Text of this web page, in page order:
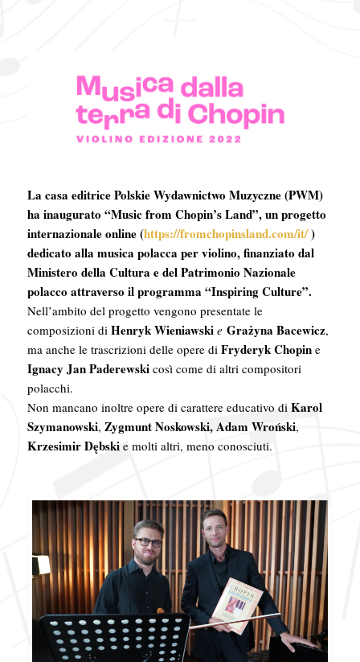
La casa editrice Polskie Wydawnictwo Muzyczne (PWM)
ha inaugurato “Music from Chopin’s Land”, un progetto
internazionale online (https://fromchopinsland.com/it/)
dedicato alla musica polacca per violino, finanziato dal
Ministero della Cultura e del Patrimonio Nazionale
polacco attraverso il programma “Inspiring Culture”.
Nell’ambito del progetto vengono presentate le
composizioni di Henryk Wieniawskie Grażyna Bacewicz,
ma anche le trascrizioni delle opere di Fryderyk Chopine
Ignacy Jan Paderewskicosì come di altri compositori
polacchi.
Non mancano inoltre opere di carattere educativo di Karol
Szymanowski, Zygmunt Noskowski, Adam Wroński,
Krzesimir Dębskie molti altri, meno conosciuti.